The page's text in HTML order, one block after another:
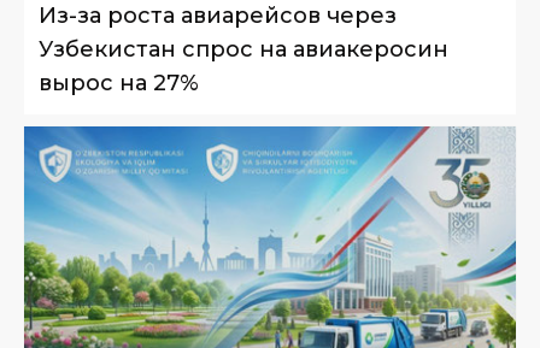
Из-за роста авиарейсов через
Узбекистан спрос на авиакеросин
вырос на 27%